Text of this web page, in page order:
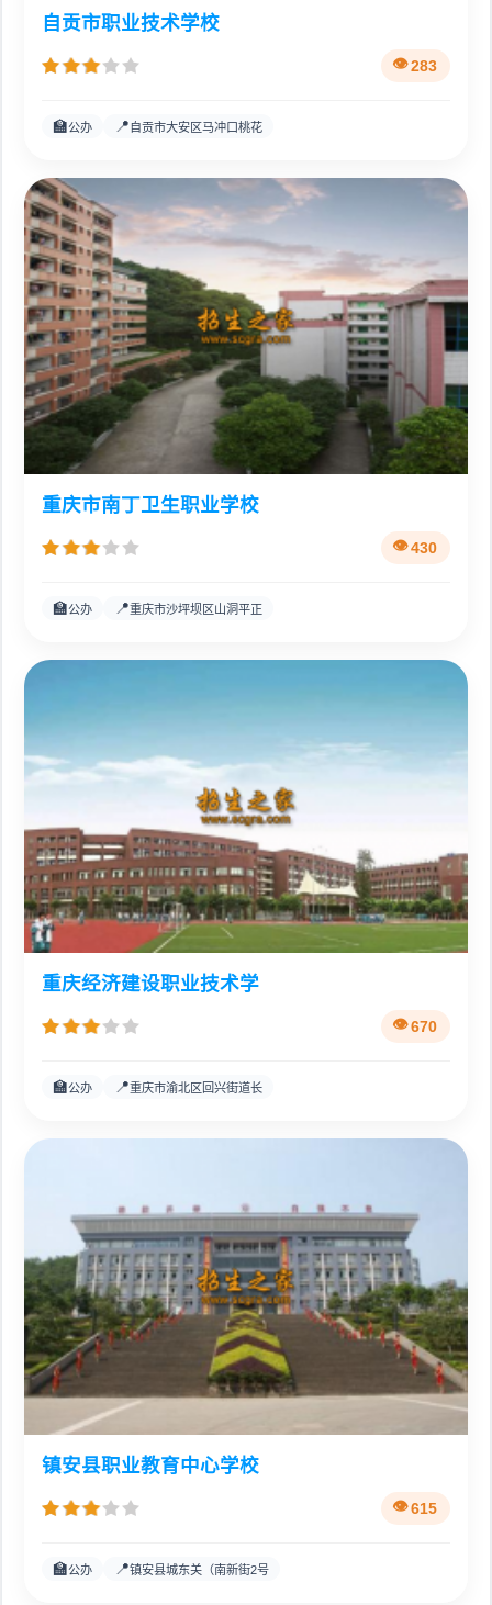
自贡市职业技术学校
283
🏫公办 📍 自贡市大安区马冲口桃花
重庆市南丁卫生职业学校
430
🏫公办 📍重庆市沙坪坝区山洞平正
重庆经济建设职业技术学
670
🏫公办 📍重庆市渝北区回兴街道长
镇安县职业教育中心学校
615
🏫公办 📍镇安县城东关（南新街2号